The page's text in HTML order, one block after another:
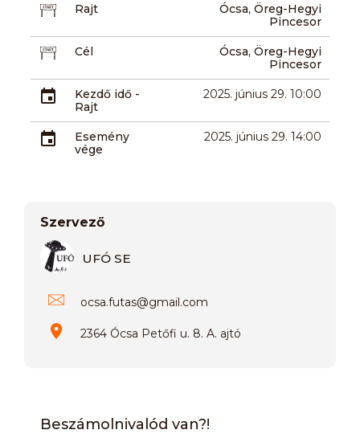
Rajt
Ócsa, Öreg-Hegyi
Pincesor
Cél
Ócsa, Öreg-Hegyi
Pincesor
Kezdő idő -
Rajt
2025. június 29. 10:00
Esemény
vége
2025. június 29. 14:00
Szervező
UFÓ SE
ocsa.futas@gmail.com
2364 Ócsa Petőfi u. 8. A. ajtó
Beszámolnivalód van?!